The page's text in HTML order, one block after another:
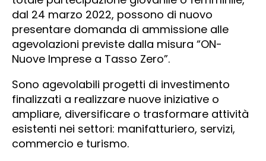
dal 24 marzo 2022, possono di nuovo
presentare domanda di ammissione alle
agevolazioni previste dalla misura “ON-
Nuove Imprese a Tasso Zero”.
Sono agevolabili progetti di investimento
finalizzati a realizzare nuove iniziative o
ampliare, diversificare o trasformare attività
esistenti nei settori: manifatturiero, servizi,
commercio e turismo.